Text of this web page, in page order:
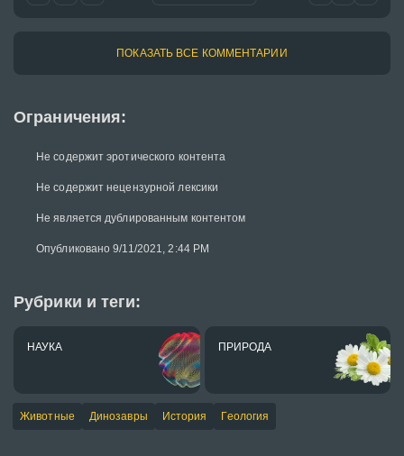
Ограничения:
Не содержит эротического контента
Не содержит нецензурной лексики
Не является дублированным контентом
Опубликовано 9/11/2021, 2:44 PM
Рубрики и теги:
НАУКА ПРИРОДА
Животные Динозавры История Геология
ПОКАЗАТЬ ВСЕ КОММЕНТАРИИ